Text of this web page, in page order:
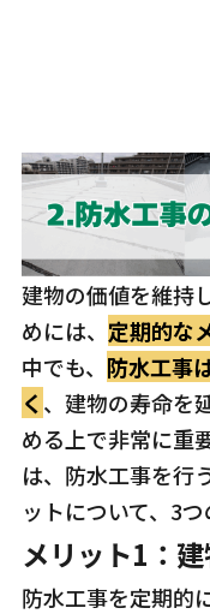
建物の価値を維持
めには、 定期的な
中でも、 防水工事
く 、建物の寿命を
める上で非常に重
は、防水工事を行
ットについて、3つ
メリット1：
防水工事を定期的